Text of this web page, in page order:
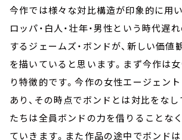
今作では様々な対比構造が印象的に用
ロッパ・白人・壮年・男性という時代遅
するジェームズ・ボンドが、新しい価値
を描いていると思います。まず今作は
り特徴的です。今作の女性エージェン
あり、その時点でボンドとは対比をなし
たちは全員ボンドの力を借りることな
ていきます。また作品の途中でボンドは